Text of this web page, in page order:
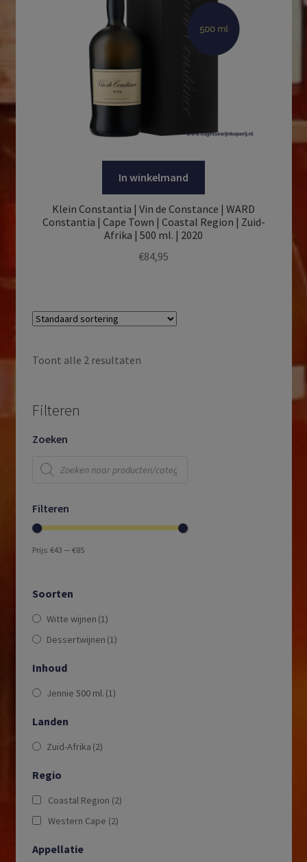
In winkelmand
Klein Constantia | Vin de Constance | WARD
Constantia | Cape Town | Coastal Region | Zuid-
Afrika | 500 ml. | 2020
€84,95
Toont alle 2 resultaten
Filteren
Zoeken
Producten
zoeken
Filteren
Prijs: €43 — €85
Soorten
Witte wijnen (1)
Dessertwijnen (1)
Inhoud
Jennie 500 ml. (1)
Landen
Zuid-Afrika (2)
Regio
Coastal Region (2)
Western Cape (2)
Appellatie